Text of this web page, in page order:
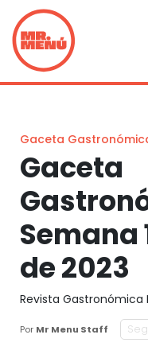
Gaceta
Gaceta
Semana
de 2023
Revista Gastronómica
Por Mr Menu Staff